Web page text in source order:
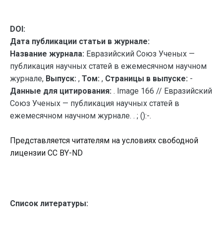
DOI:
Дата публикации статьи в журнале:
Название журнала: Евразийский Союз Ученых —
публикация научных статей в ежемесячном научном
журнале, Выпуск: , Том: , Страницы в выпуске: -
Данные для цитирования: . Image 166 // Евразийский
Союз Ученых — публикация научных статей в
ежемесячном научном журнале. . ; ():-.
Представляется читателям на условиях свободной
лицензии CC BY-ND
Список литературы: